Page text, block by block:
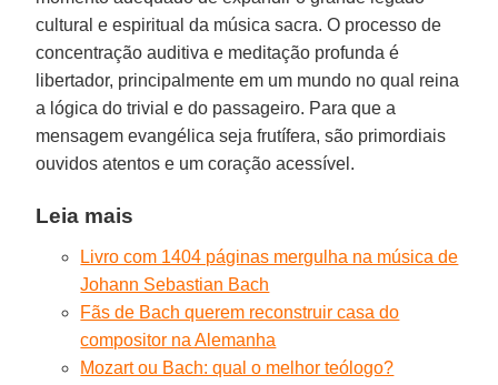
cultural e espiritual da música sacra. O processo de
concentração auditiva e meditação profunda é
libertador, principalmente em um mundo no qual reina
a lógica do trivial e do passageiro. Para que a
mensagem evangélica seja frutífera, são primordiais
ouvidos atentos e um coração acessível.
Leia mais
Livro com 1404 páginas mergulha na música de
Johann Sebastian Bach
Fãs de Bach querem reconstruir casa do
compositor na Alemanha
Mozart ou Bach: qual o melhor teólogo?